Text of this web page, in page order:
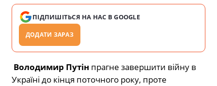
ПІДПИШІТЬСЯ НА НАС В GOOGLE
ДОДАТИ ЗАРАЗ
Володимир Путін прагне завершити війну в
Україні до кінця поточного року, проте